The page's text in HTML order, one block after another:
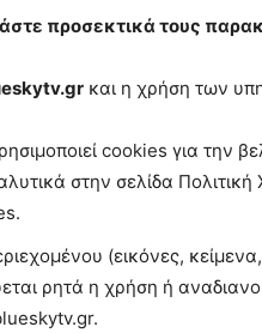
προσεκτικά τους
και η χρήση των
cookies για την
στην σελίδα
(εικόνες,
ρητά η χρήση ή